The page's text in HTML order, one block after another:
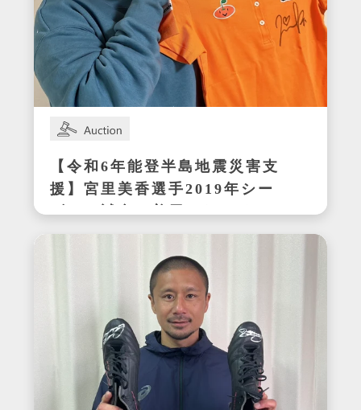
【令和6年能登半島地震災害支
援】宮里美香選手2019年シー
ズンの試合で着用したサイン
入りウェア